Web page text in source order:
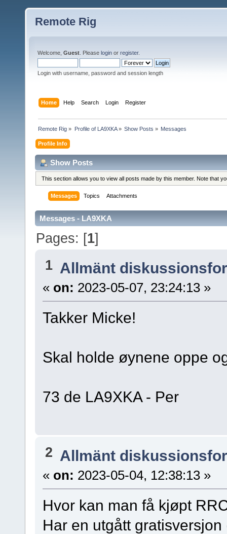
Remote Rig
Welcome, Guest . Please login or register.
Login with username, password and session length
Home Help Search Login Register
Remote Rig » Profile of LA9XKA» Show Posts » Messages
Profile Info
Show Posts
This section allows you to view all posts made by this member. Note that
Messages Topics Attachments
Messages - LA9XKA
Pages: [1]
1 Allmänt
« on: 2023-05-07, 23:24:13 »
Takker Micke!
Skal holde øynene oppe
73 de LA9XKA - Per
2 Allmänt
« on: 2023-05-04, 12:38:13 »
Hvor kan man få kjøpt
Har en utgått